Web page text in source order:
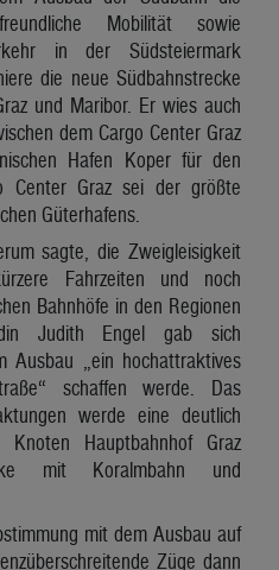
Mobilität sowie
in der Südsteiermark
die neue Südbahnstrecke
und Maribor. Er wies auch
dem Cargo Center Graz
Hafen Koper für den
Center Graz sei der größte
Güterhafens.
sagte, die Zweigleisigkeit
Fahrzeiten und noch
Bahnhöfe in den Regionen
Judith Engel gab sich
Ausbau „ein hochattraktives
schaffen werde. Das
werde eine deutlich
Hauptbahnhof Graz
mit Koralmbahn und
mit dem Ausbau auf
Züge dann